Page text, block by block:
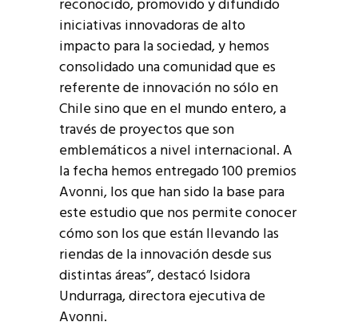
reconocido, promovido y difundido
iniciativas innovadoras de alto
impacto para la sociedad, y hemos
consolidado una comunidad que es
referente de innovación no sólo en
Chile sino que en el mundo entero, a
través de proyectos que son
emblemáticos a nivel internacional. A
la fecha hemos entregado 100 premios
Avonni, los que han sido la base para
este estudio que nos permite conocer
cómo son los que están llevando las
riendas de la innovación desde sus
distintas áreas”, destacó Isidora
Undurraga, directora ejecutiva de
Avonni.